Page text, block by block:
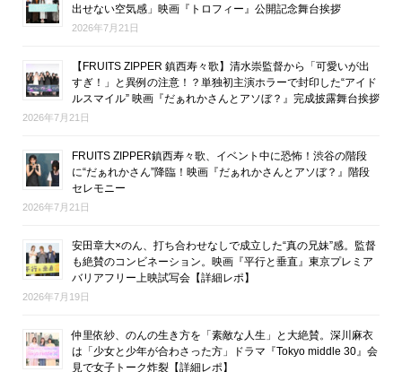
出せない空気感」映画『トロフィー』公開記念舞台挨拶
2026年7月21日
【FRUITS ZIPPER 鎮西寿々歌】清水崇監督から「可愛いが出
すぎ！」と異例の注意！？単独初主演ホラーで封印した“アイド
ルスマイル” 映画『だぁれかさんとアソぼ？』完成披露舞台挨拶
2026年7月21日
FRUITS ZIPPER鎮西寿々歌、イベント中に恐怖！渋谷の階段
に“だぁれかさん”降臨！映画『だぁれかさんとアソぼ？』階段
セレモニー
2026年7月21日
安田章大×のん、打ち合わせなしで成立した“真の兄妹”感。監督
も絶賛のコンビネーション。映画『平行と垂直』東京プレミア
バリアフリー上映試写会【詳細レポ】
2026年7月19日
仲里依紗、のんの生き方を「素敵な人生」と大絶賛。深川麻衣
は「少女と少年が合わさった方」ドラマ『Tokyo middle 30』会
見で女子トーク炸裂【詳細レポ】